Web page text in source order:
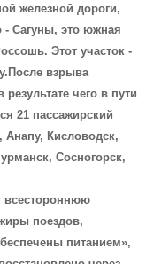
железной дороги,
- Сагуны, это южная
Этот участок -
взрыва
чего в пути
21 пассажирский
Анапу, Кисловодск,
Сосногорск,
всестороннюю
поездов,
питанием»,